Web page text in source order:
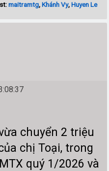
maitramtg,Khánh Vy,Huyen Le
chuyển 2 triệu
chị Toại, trong
quý 1/2026 và